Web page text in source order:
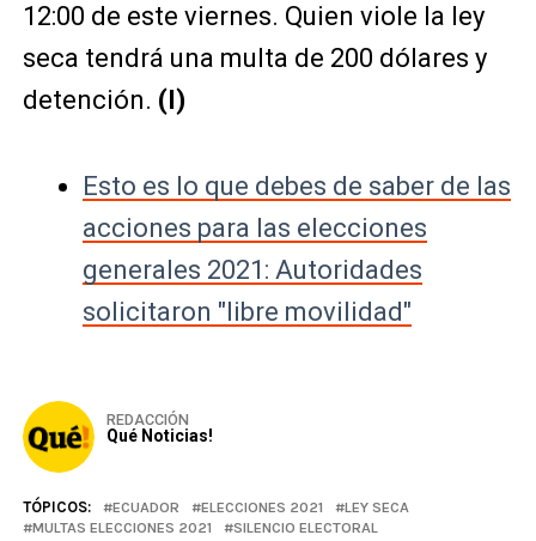
12:00 de este viernes. Quien viole la ley
seca tendrá una multa de 200 dólares y
detención. (I)
Esto es lo que debes de saber de las
acciones para las elecciones
generales 2021: Autoridades
solicitaron "libre movilidad"
REDACCIÓN
Qué Noticias!
TÓPICOS: ECUADOR ELECCIONES 2021
LEY SECA
MULTAS ELECCIONES 2021
SILENCIO ELECTORAL